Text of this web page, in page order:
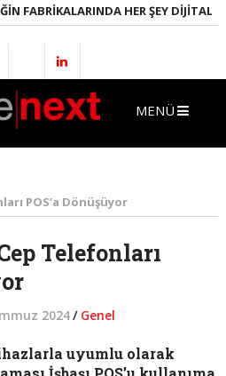
HER ŞEY DIJITAL
MENÜ
POS’a Dönüşüyor
Telefonları
2024/ Genel
uyumlu olarak